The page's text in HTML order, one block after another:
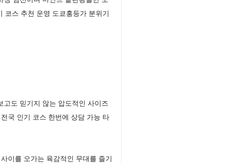
코스 추천 운영 도쿄홍등가 분위기
도 믿기지 않는 압도적인 사이즈
국 인기 코스 한번에 상담 가능 타
이를 오가는 육감적인 무대를 즐기